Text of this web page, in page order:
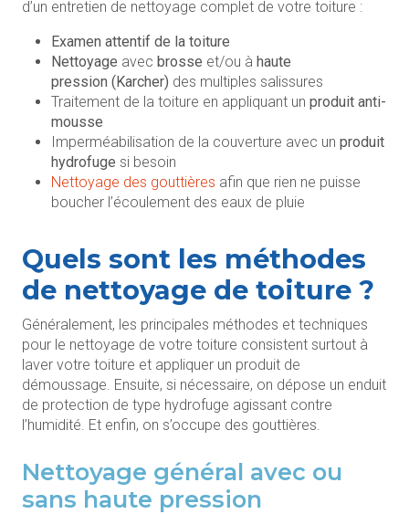
d’un entretien de nettoyage complet de votre toiture :
Examen attentif de la toiture
Nettoyage avec brosse et/ou à haute
pression (Karcher) des multiples salissures
Traitement de la toiture en appliquant un produit anti-
mousse
Imperméabilisation de la couverture avec un produit
hydrofuge si besoin
Nettoyage des gouttières afin que rien ne puisse
boucher l’écoulement des eaux de pluie
Quels sont les méthodes
de nettoyage de toiture ?
Généralement, les principales méthodes et techniques
pour le nettoyage de votre toiture consistent surtout à
laver votre toiture et appliquer un produit de
démoussage. Ensuite, si nécessaire, on dépose un enduit
de protection de type hydrofuge agissant contre
l’humidité. Et enfin, on s’occupe des gouttières.
Nettoyage général avec ou
sans haute pression